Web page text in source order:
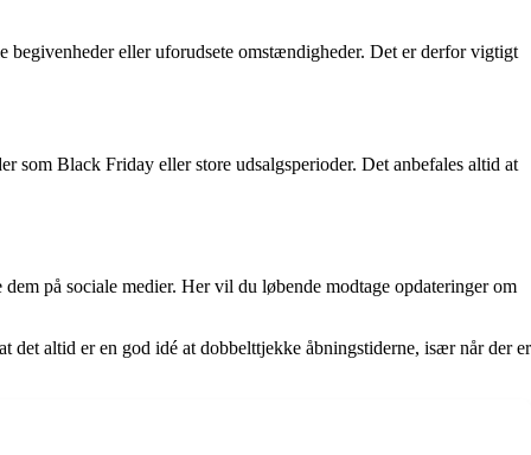
eller uforudsete omstændigheder. Det er derfor vigtigt
som Black Friday eller store udsalgsperioder. Det anbefales altid at
på sociale medier. Her vil du løbende modtage opdateringer om
altid er en god idé at dobbelttjekke åbningstiderne, især når der er